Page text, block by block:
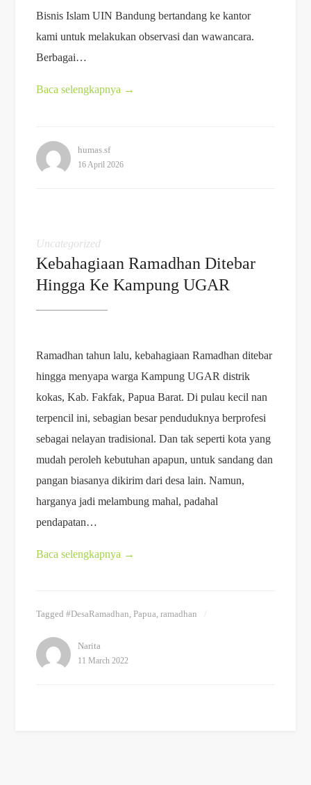
Bisnis Islam UIN Bandung bertandang ke kantor
kami untuk melakukan observasi dan wawancara.
Berbagai…
Baca selengkapnya →
humas.sf
16 April 2026
Uncategorized
Kebahagiaan Ramadhan Ditebar
Hingga Ke Kampung UGAR
Ramadhan tahun lalu, kebahagiaan Ramadhan ditebar
hingga menyapa warga Kampung UGAR distrik
kokas, Kab. Fakfak, Papua Barat. Di pulau kecil nan
terpencil ini, sebagian besar penduduknya berprofesi
sebagai nelayan tradisional. Dan tak seperti kota yang
mudah peroleh kebutuhan apapun, untuk sandang dan
pangan biasanya dikirim dari desa lain. Namun,
harganya jadi melambung mahal, padahal
pendapatan…
Baca selengkapnya →
Tagged#DesaRamadhan, Papua,ramadhan
Narita
11 March 2022